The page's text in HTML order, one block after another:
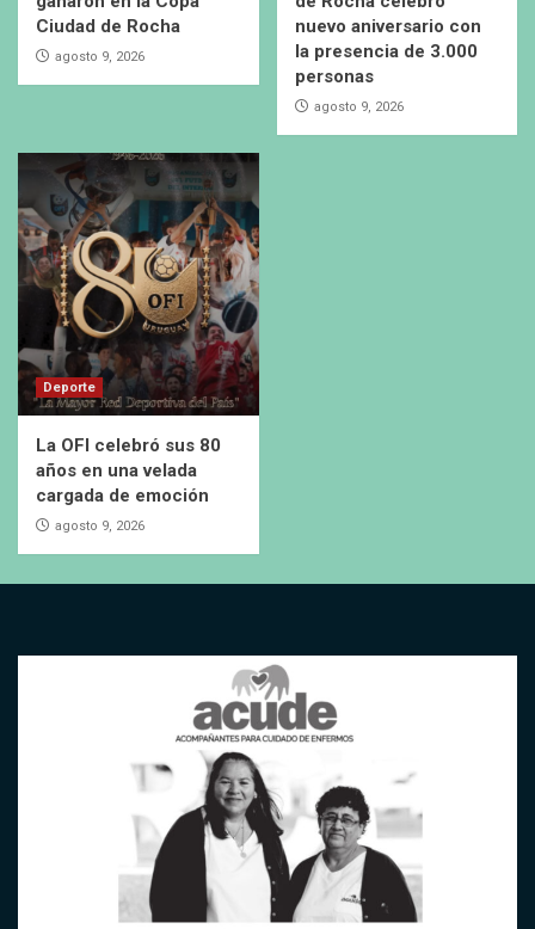
Ciudad de Rocha
agosto 9, 2026
nuevo aniversario con
la presencia de 3.000
personas
agosto 9, 2026
Deporte
La OFI celebró sus 80
años en una velada
cargada de emoción
agosto 9, 2026